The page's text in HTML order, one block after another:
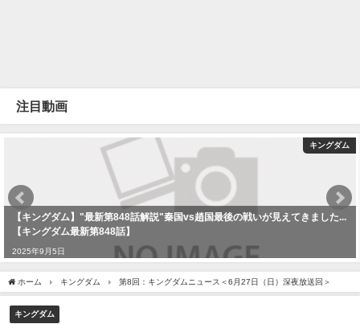
注目動画
キングダム
【キングダム】"最新第848話解説"秦国vs趙国最後の戦いが見えてきました...
【キングダム最新第848話】
2025年9月5日
ホーム キングダム 第8回：キングダムニュース＜6月27日（日）深夜放送回＞
キングダム